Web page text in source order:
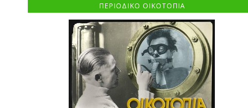
ΠΕΡΙΟΔΙΚΟ ΟΙΚΟΤΟΠΙΑ